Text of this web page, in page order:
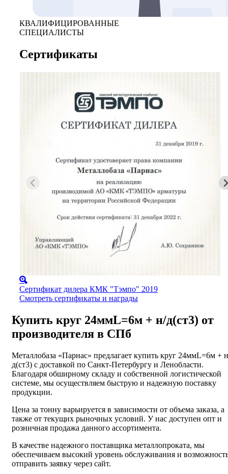
КВАЛИФИЦИРОВАННЫЕ
СПЕЦИАЛИСТЫ
Сертификаты
Сертификат дилера КМК "Тэмпо" 2019
Смотреть сертификаты и награды
Купить круг 24ммL=6м + н/д(ст3) от
производителя в СПб
Металлобаза «Парнас» предлагает купить круг 24ммL=6м +
д(ст3) с доставкой по Санкт-Петербургу и Ленобласти.
Благодаря обширному складу и собственной логистической
системе, мы осуществляем быструю и надежную поставку
продукции.
Цена за тонну варьируется в зависимости от объема заказа, а
также от текущих рыночных условий. У нас доступен опт и
розничная продажа данного ассортимента.
В качестве надежного поставщика металлопроката, мы
обеспечиваем высокий уровень обслуживания и
отправить заявку через сайт.